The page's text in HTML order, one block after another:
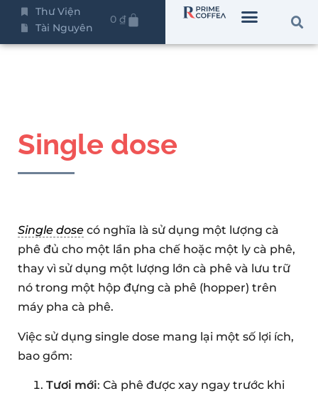
Thư Viện
Tài Nguyên
0 ₫
Single dose
Single dose có nghĩa là sử dụng một lượng cà
phê đủ cho một lần pha chế hoặc một ly cà phê,
thay vì sử dụng một lượng lớn cà phê và lưu trữ
nó trong một hộp đựng cà phê (hopper) trên
máy pha cà phê.
Việc sử dụng single dose mang lại một số lợi ích,
bao gồm:
Tươi mới: Cà phê được xay ngay trước khi